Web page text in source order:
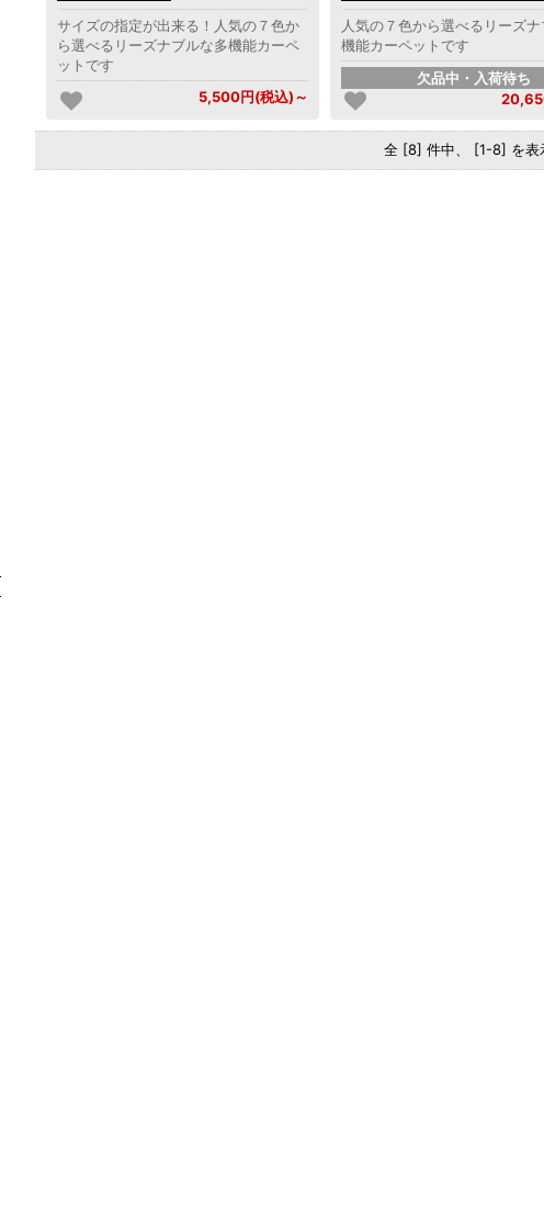
サイズの指定が出来る！人気の７色か
ら選べるリーズナブルな多機能カーペ
ットです
5,500円(税込)～
人気の７色から選べるリーズ
機能カーペットです
欠品中・入荷待ち
全 [8] 件中、 [1-8] を表